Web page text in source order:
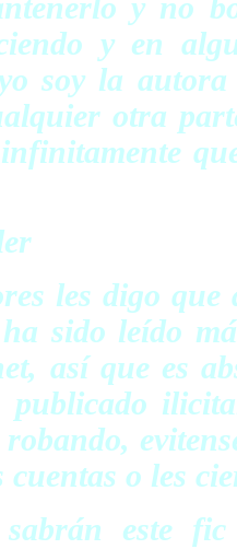
y no
y en
soy la
otra
les digo
sido leído
así que es
publicado
cuentas o les
sabrán este